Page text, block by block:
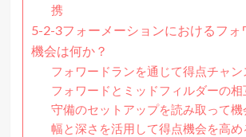
携
5-2-3フォーメーションにおけるフォ
機会は何か？
フォワードランを通じて得点チャン
フォワードとミッドフィルダーの相
守備のセットアップを読み取って機
幅と深さを活用して得点機会を高め